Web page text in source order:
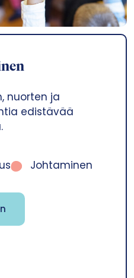
nuorten ja
edistävää
Johtaminen